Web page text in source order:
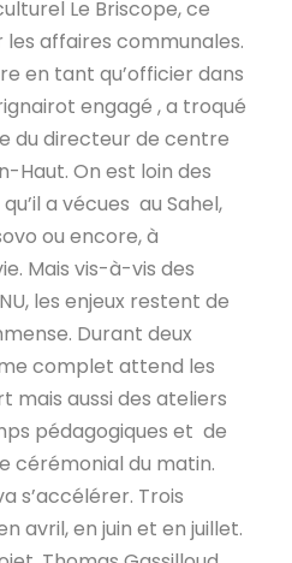
Le Briscope, ce
les affaires communales.
en tant qu’officier dans
engagé , a troqué
du directeur de centre
Haut. On est loin des
a vécues au Sahel,
ou encore, à
Mais vis-à-vis des
les enjeux restent de
Durant deux
complet attend les
mais aussi des ateliers
pédagogiques et de
cérémonial du matin.
s’accélérer. Trois
avril, en juin et en juillet.